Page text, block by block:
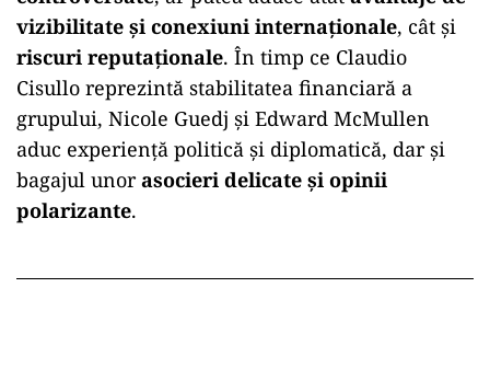
vizibilitate și conexiuni internaționale, cât și
riscuri reputaționale. În timp ce Claudio
Cisullo reprezintă stabilitatea financiară a
grupului, Nicole Guedj și Edward McMullen
aduc experiență politică și diplomatică, dar și
bagajul unorasocieri delicate și opinii
polarizante.